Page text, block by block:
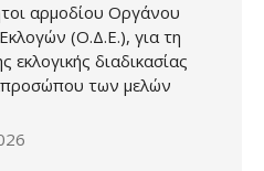
αρμοδίου Οργάνου
(Ο.Δ.Ε.), για τη
εκλογικής διαδικασίας
των μελών